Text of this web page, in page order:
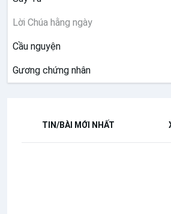
Lời Chúa hằng ngày
Cầu nguyện
Gương chứng nhân
TIN/BÀI MỚI NHẤT